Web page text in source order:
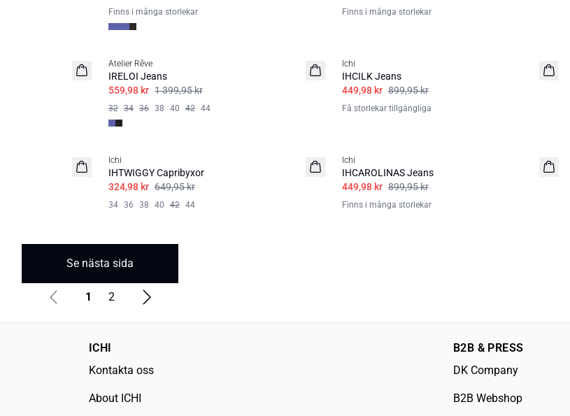
Finns i många storlekar Finns i många storlekar
Atelier Rêve
IRELOI Jeans
559,98 kr 1 399,95 kr
32 34 36 38 40 42 44
Ichi
IHCILK Jeans
449,98 kr 899,95 kr
Få storlekar tillgängliga
Ichi
IHTWIGGY Capribyxor
324,98 kr 649,95 kr
34 36 38 40 42 44
Ichi
IHCAROLINAS Jeans
449,98 kr 899,95 kr
Finns i många storlekar
Se nästa sida
1 2
ICHI
Kontakta oss
About ICHI
B2B & PRESS
DK Company
B2B Webshop